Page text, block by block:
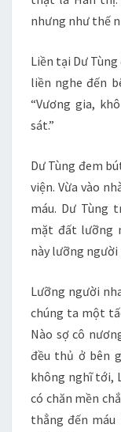
nhưng như thế
Liền tại Dư
liền nghe đến
“Vương gia,
sát.”
Dư Tùng đem
viện. Vừa vào
máu. Dư Tùng
mặt đất lưỡng
này lưỡng người
Lưỡng người
chúng ta một
Nào sợ cô
đều thủ ở bên
không nghĩ tới,
có chăn mền
thẳng đến